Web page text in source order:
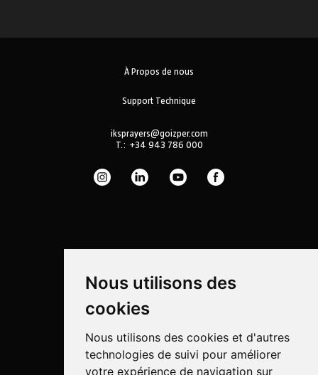
Nous utilisons des
cookies
Nous utilisons des cookies et d'autres
technologies de suivi pour améliorer
votre expérience de navigation sur
À Propos de nous
Support Technique
iksprayers@goizper.com
T.: +34 943 786 000
Pulvérisation